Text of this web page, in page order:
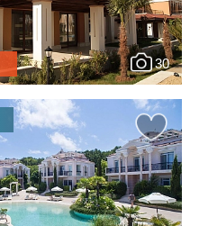
30